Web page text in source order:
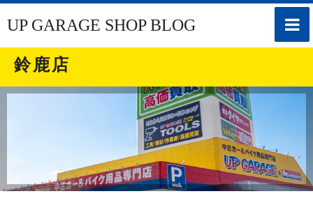
toggle
UP GARAGE SHOP BLOG
鈴鹿店